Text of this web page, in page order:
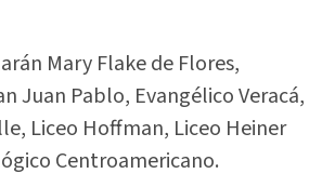
Mary Flake de Flores,
Juan Pablo, Evangélico Veracá,
Liceo Hoffman, Liceo Heiner
Centroamericano.